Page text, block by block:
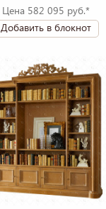
Цена 582 095 руб.*
Добавить в блокнот